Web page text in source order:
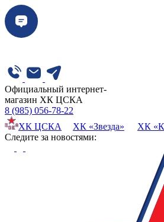
Официальный интернет-
магазин ХК ЦСКА
8 (985) 056-78-22
ХК ЦСКА
ХК «Звезда»
ХК
Cледите за новостями: